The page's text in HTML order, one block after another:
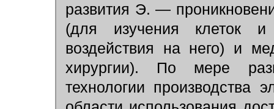
развития Э. —
(для изучения клеток и
воздействия на него) и
хирургии). По мере
технологии производства